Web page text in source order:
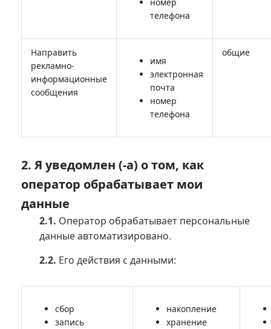
телефона
Направить
рекламно-
информационные
сообщения
имя
электронная
почта
номер
телефона
общие
2. Я уведомлен (-а) о том, как
оператор обрабатывает мои
данные
2.1. Оператор обрабатывает персональные
данные автоматизировано.
2.2. Его действия с данными:
сбор
запись
накопление
хранение